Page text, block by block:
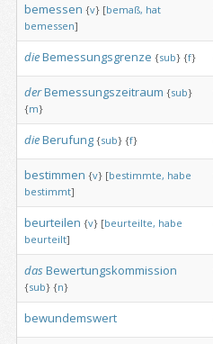
bemessen {v} [bemaß, hat
bemessen]
dieBemessungsgrenze {sub} {f}
derBemessungszeitraum {sub}
{m}
dieBerufung {sub} {f}
bestimmen {v} [bestimmte, habe
bestimmt]
beurteilen {v} [beurteilte, habe
beurteilt]
dasBewertungskommission
{sub} {n}
bewundemswert